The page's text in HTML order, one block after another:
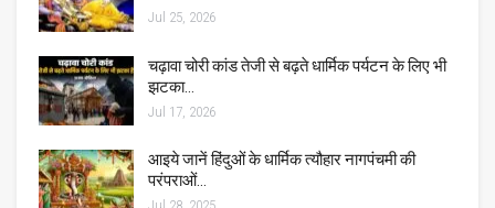
Jul 25, 2026
चढ़ावा चोरी कांड तेजी से बढ़ते धार्मिक पर्यटन के लिए भी
झटका…
Jul 17, 2026
आइये जानें हिंदुओं के धार्मिक त्यौहार नागपंचमी की
परंपराओं…